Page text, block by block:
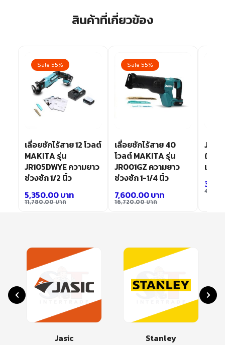
สินค้าที่เกี่ยวข้อง
Sale 55%
เลื่อยชักไร้สาย 12 โวลต์
MAKITA รุ่น
JR105DWYE ความยาว
ช่วงชัก 1/2 นิ้ว
11,780.00บาท
5,350.00บาท
Sale 55%
เลื่อยชักไร้สาย 40
โวลต์ MAKITA รุ่น
JR001GZ ความยาว
ช่วงชัก 1-1/4 นิ้ว
16,720.00บาท
7,600.00บาท
JR-
(เล็ก
แบต
Jasic Stanley